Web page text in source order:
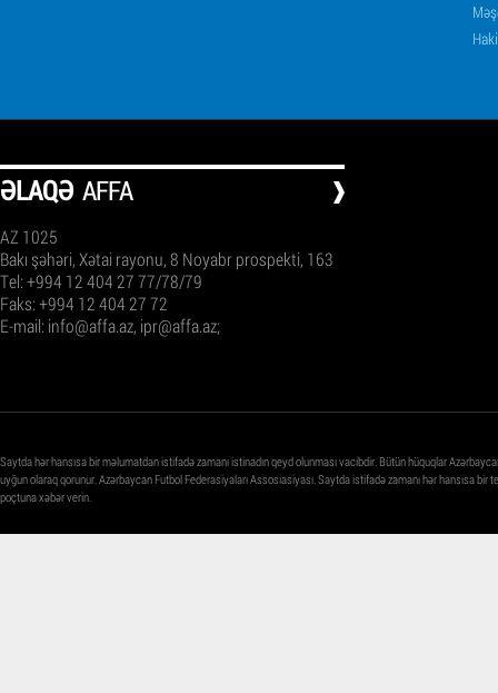
ƏLAQƏ AFFA
AZ 1025
Bakı şəhəri, Xətai rayonu, 8 Noyabr prospekti, 163
Tel: +994 12 404 27 77/78/79
Faks: +994 12 404 27 72
E-mail: info@affa.az, ipr@affa.az;
Saytda hər hansısa bir məlumatdan istifadə zamanı istinadın qeyd olunması vacibdir. Bütün hüquqlar
uyğun olaraq qorunur. Azərbaycan Futbol Federasiyaları Assosiasiyası. Saytda istifadə zamanı hər hansısa
poçtuna xəbər verin.